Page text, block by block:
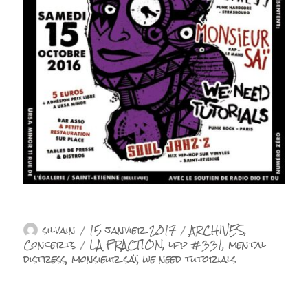
Auteur
silvain Publié
le
15 janvier 2017 Catégories
ARCHIVES,
Concerts Étiquettes
LA FRACTION,lfp #331,mental
distress,monsieur saï,we need tutorials